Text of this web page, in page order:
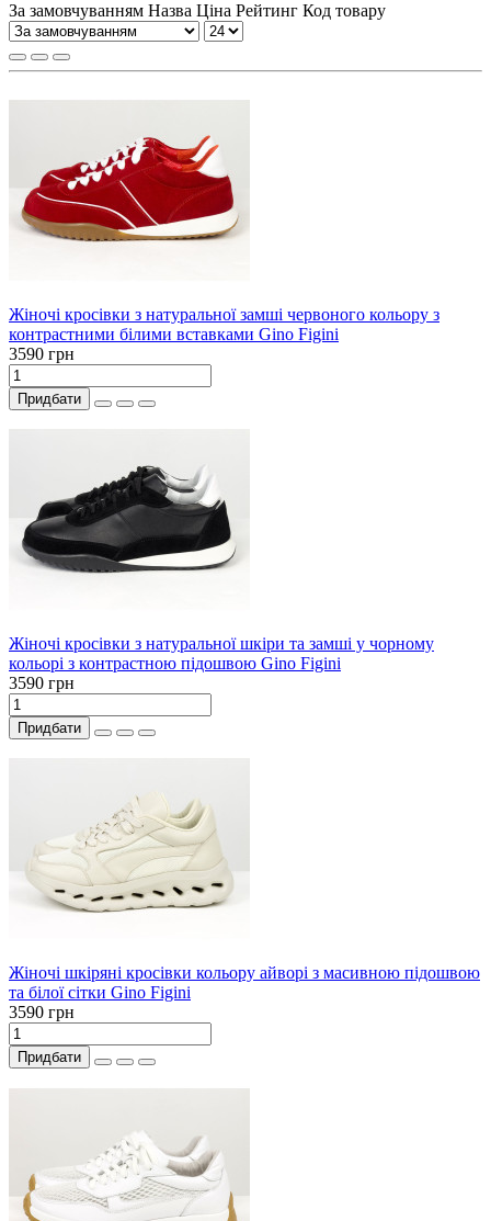
За замовчуванням Назва Ціна Рейтинг Код товару
Жіночі кросівки з натуральної замші червоного кольору з
контрастними білими вставками Gino Figini
3590 грн
Придбати
Жіночі кросівки з натуральної шкіри та замші у чорному
кольорі з контрастною підошвою Gino Figini
3590 грн
Придбати
Жіночі шкіряні кросівки кольору айворі з масивною підошвою
та білої сітки Gino Figini
3590 грн
Придбати